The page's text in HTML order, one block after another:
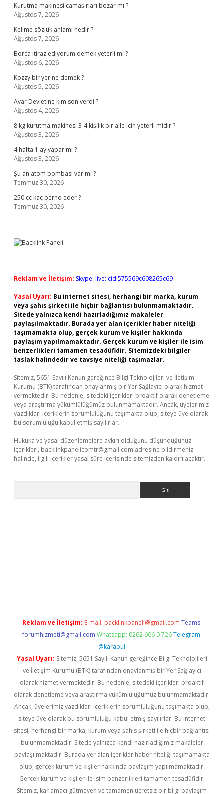
Kurutma makinesi çamaşırları bozar mı ?
Ağustos 7, 2026
Kelime sözlük anlamı nedir ?
Ağustos 7, 2026
Borca itiraz ediyorum demek yeterli mi ?
Ağustos 6, 2026
Kozzy bir yer ne demek ?
Ağustos 5, 2026
Avar Devletine kim son verdi ?
Ağustos 4, 2026
8 kg kurutma makinesi 3-4 kişilik bir aile için yeterli midir ?
Ağustos 3, 2026
4 hafta 1 ay yapar mı ?
Ağustos 3, 2026
Şu an atom bombası var mı ?
Temmuz 30, 2026
250 cc kaç perno eder ?
Temmuz 30, 2026
Reklam ve İletişim: Skype: live:.cid.575569c608265c69
Yasal Uyarı: Bu internet sitesi, herhangi bir marka, kurum
veya şahıs şirketi ile hiçbir bağlantısı bulunmamaktadır.
Sitede yalnızca kendi hazırladığımız makaleler
paylaşılmaktadır. Burada yer alan içerikler haber niteliği
taşımamakta olup, gerçek kurum ve kişiler hakkında
paylaşım yapılmamaktadır. Gerçek kurum ve kişiler ile isim
benzerlikleri tamamen tesadüfidir. Sitemizdeki bilgiler
taslak halindedir ve tavsiye niteliği taşımazlar.
Sitemiz, 5651 Sayılı Kanun gereğince Bilgi Teknolojileri ve İletişim
Kurumu (BTK) tarafından onaylanmış bir Yer Sağlayıcı olarak hizmet
vermektedir. Bu nedenle, sitedeki içerikleri proaktif olarak denetleme
veya araştırma yükümlülüğümüz bulunmamaktadır. Ancak, üyelerimiz
yazdıkları içeriklerin sorumluluğunu taşımakta olup, siteye üye olarak
bu sorumluluğu kabul etmiş sayılırlar.
Hukuka ve yasal düzenlemelere aykırı olduğunu düşündüğünüz
içerikleri, backlinkpanelicomtr@gmail.com adresine bildirmeniz
halinde, ilgili içerikler yasal süre içerisinde sitemizden kaldırılacaktır.
Reklam ve İletişim: E-mail: backlinkpaneli@gmail.com Teams:
forumhizmeti@gmail.com Whatsapp: 0262 606 0 726 Telegram:
@karabul
Yasal Uyarı: Sitemiz, 5651 Sayılı Kanun gereğince Bilgi Teknolojileri
ve İletişim Kurumu (BTK) tarafından onaylanmış bir Yer Sağlayıcı
olarak hizmet vermektedir. Bu nedenle, sitedeki içerikleri proaktif
olarak denetleme veya araştırma yükümlülüğümüz bulunmamaktadır.
Ancak, üyelerimiz yazdıkları içeriklerin sorumluluğunu taşımakta olup,
siteye üye olarak bu sorumluluğu kabul etmiş sayılırlar. Bu internet
sitesi, herhangi bir marka, kurum veya şahıs şirketi ile hiçbir bağlantısı
bulunmamaktadır. Sitede yalnızca kendi hazırladığımız makaleler
paylaşılmaktadır. Burada yer alan içerikler haber niteliği taşımamakta
olup, gerçek kurum ve kişiler hakkında paylaşım yapılmamaktadır.
Gerçek kurum ve kişiler ile isim benzerlikleri tamamen tesadüfidir.
Sitemiz, kar amacı gütmeyen ve tamamen ücretsiz bir bilgi paylaşım